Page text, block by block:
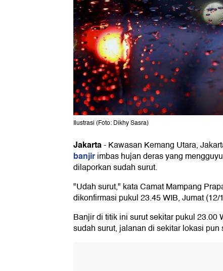
Ilustrasi (Foto: Dikhy Sasra)
Jakarta-Kawasan Kemang Utara,
banjirimbas hujan deras yang
dilaporkan sudah surut.
"Udah surut," kata Camat Mampang
dikonfirmasi pukul 23.45 WIB, Jumat (12/
Banjir di titik ini surut sekitar pukul 23.00
sudah surut, jalanan di sekitar lokasi